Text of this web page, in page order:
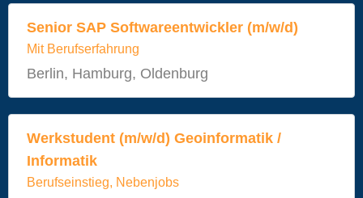
Senior SAP Softwareentwickler (m/w/d)
Mit Berufserfahrung
Berlin, Hamburg, Oldenburg
Werkstudent (m/w/d) Geoinformatik /
Informatik
Berufseinstieg, Nebenjobs